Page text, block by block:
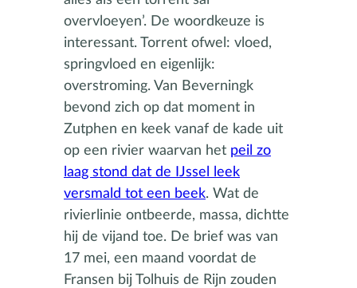
overvloeyen’. De woordkeuze is
interessant. Torrent ofwel: vloed,
springvloed en eigenlijk:
overstroming. Van Beverningk
bevond zich op dat moment in
Zutphen en keek vanaf de kade uit
op een rivier waarvan het peil zo
laag stond dat de IJssel leek
versmald tot een beek. Wat de
rivierlinie ontbeerde, massa, dichtte
hij de vijand toe. De brief was van
17 mei, een maand voordat de
Fransen bij Tolhuis de Rijn zouden